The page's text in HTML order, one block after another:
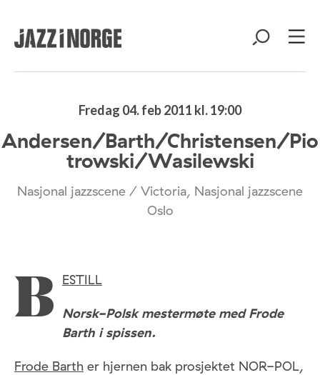
Fredag 04. feb 2011 kl. 19:00
Andersen/Barth/Christensen/Pio
trowski/Wasilewski
Nasjonal jazzscene / Victoria, Nasjonal jazzscene
Oslo
B ESTILL
Norsk-Polsk mestermøte med Frode
Barth i spissen.
Frode Barth er hjernen bak prosjektet NOR-POL,